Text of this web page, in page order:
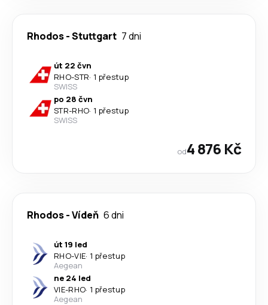
Rhodos-Stuttgart 7 dni
út 22 čvn
RHO-STR· 1 přestup
SWISS
po 28 čvn
STR-RHO· 1 přestup
SWISS
od4 876 Kč
Rhodos-Vídeň 6 dni
út 19 led
RHO-VIE· 1 přestup
Aegean
ne 24 led
VIE-RHO· 1 přestup
Aegean